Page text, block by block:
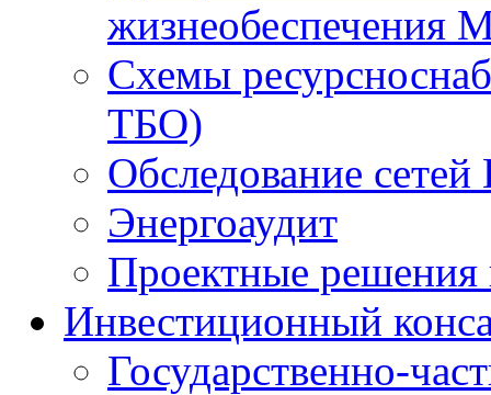
жизнеобеспечения
Схемы
ТБО)
Обследование
Энергоаудит
Проектные решения
Инвестиционный
Государственно-